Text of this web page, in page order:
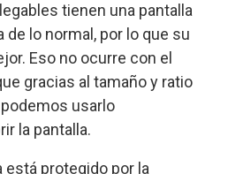
tienen una pantalla
lo normal, por lo que su
Eso no ocurre con el
gracias al tamaño y ratio
usarlo
la pantalla.
está protegido por la